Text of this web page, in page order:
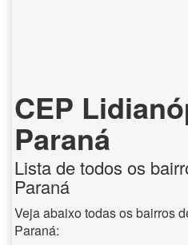
CEP
Paraná
Lista de todos os
Paraná
Veja abaixo todas os bairros
Paraná: